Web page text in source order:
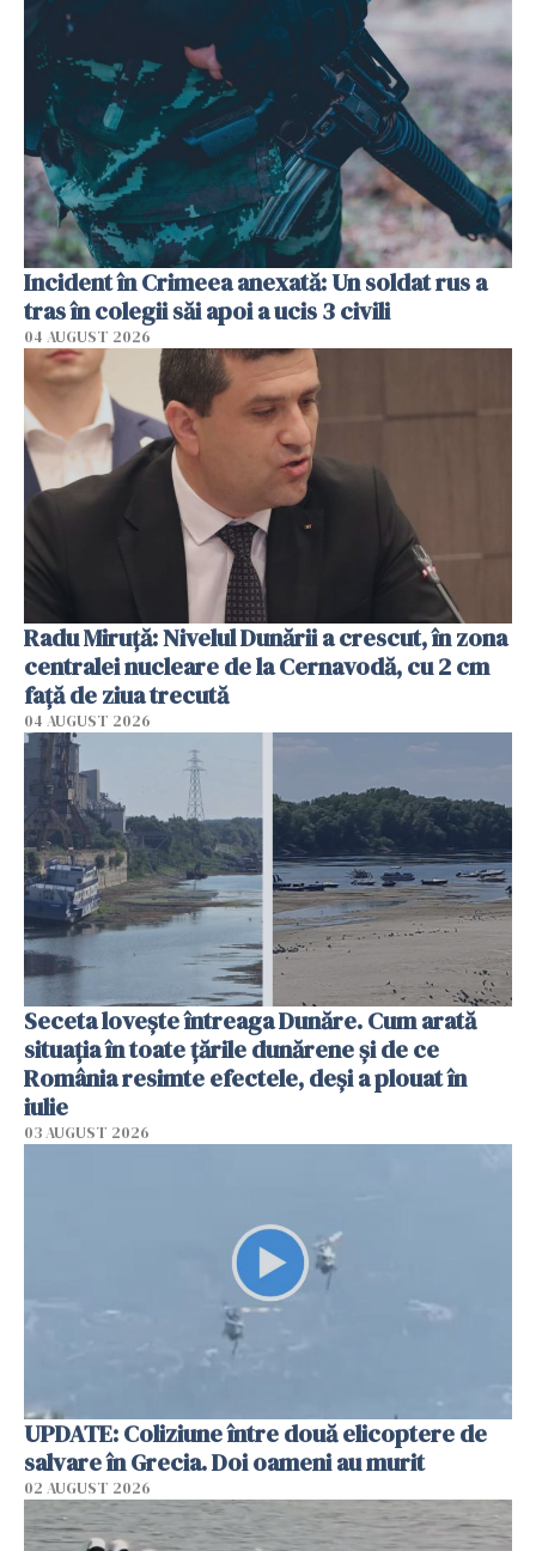
Incident în Crimeea anexată: Un soldat rus a
tras în colegii săi apoi a ucis 3 civili
04 AUGUST 2026
Radu Miruţă: Nivelul Dunării a crescut, în zona
centralei nucleare de la Cernavodă, cu 2 cm
faţă de ziua trecută
04 AUGUST 2026
Seceta lovește întreaga Dunăre. Cum arată
situația în toate țările dunărene și de ce
România resimte efectele, deși a plouat în
iulie
03 AUGUST 2026
UPDATE: Coliziune între două elicoptere de
salvare în Grecia. Doi oameni au murit
02 AUGUST 2026